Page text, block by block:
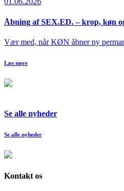
Åbning af SEX.ED. – krop, køn
Vær med, når KØN åbner ny
Læs mere
Se alle nyheder
Se alle nyheder
Kontakt os